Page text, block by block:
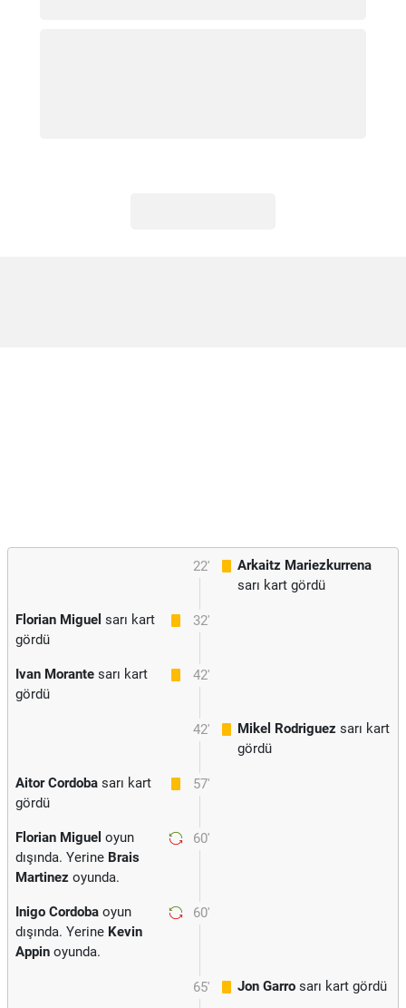
22'
Arkaitz Mariezkurrena
sarı kart gördü
32'
Florian Miguel sarı kart
gördü
42'
Ivan Morante sarı kart
gördü
42' Mikel Rodriguez sarı kart
gördü
57'
Aitor Cordoba sarı kart
gördü
60'
Florian Miguel oyun
dışında. Yerine Brais
Martinez oyunda.
60'
Inigo Cordoba oyun
dışında. Yerine Kevin
Appin oyunda.
65' Jon Garro sarı kart gördü